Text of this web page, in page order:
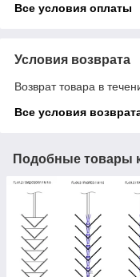
Все условия оплаты
Условия возврата
Возврат товара в
Все условия
Подобные товары